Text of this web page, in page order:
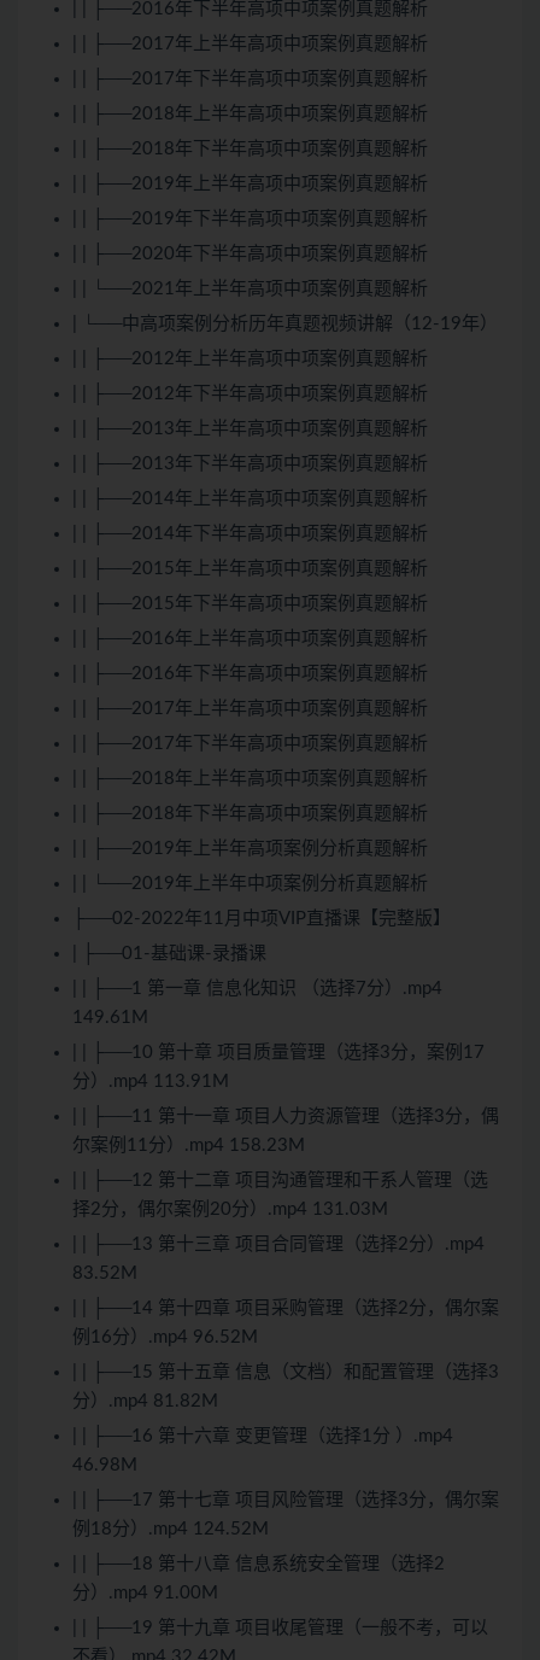
| | ├──2016年下半年高项中项案例真题解析
| | ├──2017年上半年高项中项案例真题解析
| | ├──2017年下半年高项中项案例真题解析
| | ├──2018年上半年高项中项案例真题解析
| | ├──2018年下半年高项中项案例真题解析
| | ├──2019年上半年高项中项案例真题解析
| | ├──2019年下半年高项中项案例真题解析
| | ├──2020年下半年高项中项案例真题解析
| | └──2021年上半年高项中项案例真题解析
| └──中高项案例分析历年真题视频讲解（12-19年）
| | ├──2012年上半年高项中项案例真题解析
| | ├──2012年下半年高项中项案例真题解析
| | ├──2013年上半年高项中项案例真题解析
| | ├──2013年下半年高项中项案例真题解析
| | ├──2014年上半年高项中项案例真题解析
| | ├──2014年下半年高项中项案例真题解析
| | ├──2015年上半年高项中项案例真题解析
| | ├──2015年下半年高项中项案例真题解析
| | ├──2016年上半年高项中项案例真题解析
| | ├──2016年下半年高项中项案例真题解析
| | ├──2017年上半年高项中项案例真题解析
| | ├──2017年下半年高项中项案例真题解析
| | ├──2018年上半年高项中项案例真题解析
| | ├──2018年下半年高项中项案例真题解析
| | ├──2019年上半年高项案例分析真题解析
| | └──2019年上半年中项案例分析真题解析
├──02-2022年11月中项VIP直播课【完整版】
| ├──01-基础课-录播课
| | ├──1 第一章 信息化知识 （选择7分）.mp4
149.61M
| | ├──10 第十章 项目质量管理（选择3分，案例17
分）.mp4 113.91M
| | ├──11 第十一章 项目人力资源管理（选择3分，偶
尔案例11分）.mp4 158.23M
| | ├──12 第十二章 项目沟通管理和干系人管理（选
择2分，偶尔案例20分）.mp4 131.03M
| | ├──13 第十三章 项目合同管理（选择2分）.mp4
83.52M
| | ├──14 第十四章 项目采购管理（选择2分，偶尔案
例16分）.mp4 96.52M
| | ├──15 第十五章 信息（文档）和配置管理（选择3
分）.mp4 81.82M
| | ├──16 第十六章 变更管理（选择1分 ）.mp4
46.98M
| | ├──17 第十七章 项目风险管理（选择3分，偶尔案
例18分）.mp4 124.52M
| | ├──18 第十八章 信息系统安全管理（选择2
分）.mp4 91.00M
| | ├──19 第十九章 项目收尾管理（一般不考，可以